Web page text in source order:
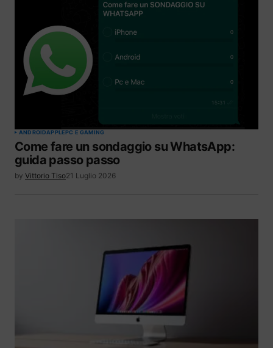
ANDROIDAPPLEPC E GAMING
Come fare un sondaggio su WhatsApp:
guida passo passo
by Vittorio Tiso21 Luglio 2026